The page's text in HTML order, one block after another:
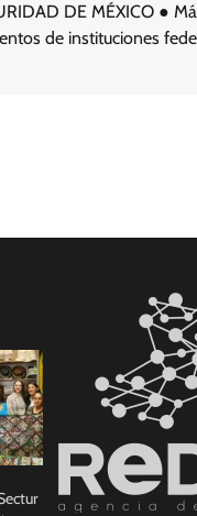
DE MÉXICO ●
de instituciones